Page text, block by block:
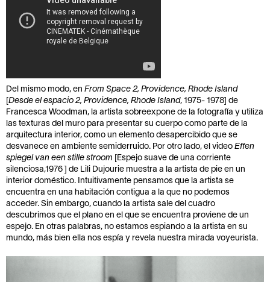
Del mismo modo, en From Space 2, Providence, Rhode Island
Desde el espacio 2, Providence, Rhode Island, 1975- 1978] de
Francesca Woodman, la artista sobreexpone de la fotografía y utiliza
las texturas del muro para presentar su cuerpo como parte de la
arquitectura interior, como un elemento desapercibido que se
desvanece en ambiente semiderruido. Por otro lado, el video Effen
spiegel van een stille stroom
[Espejo suave de una corriente
silenciosa,1976 ] de Lili Dujourie muestra a la artista de pie en un
interior doméstico. Intuitivamente pensamos que la artista se
encuentra en una habitación contigua a la que no podemos
acceder. Sin embargo, cuando la artista sale del cuadro
descubrimos que el plano en el que se encuentra proviene de un
espejo. En otras palabras, no estamos espiando a la artista en su
mundo, más bien ella nos espía y revela nuestra mirada voyeurista.